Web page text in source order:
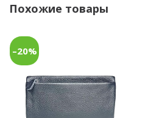
Похожие товары
–20%